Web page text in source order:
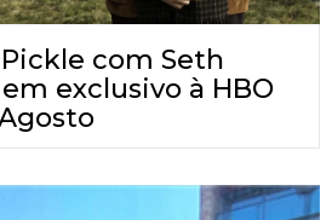
com Seth
exclusivo à HBO